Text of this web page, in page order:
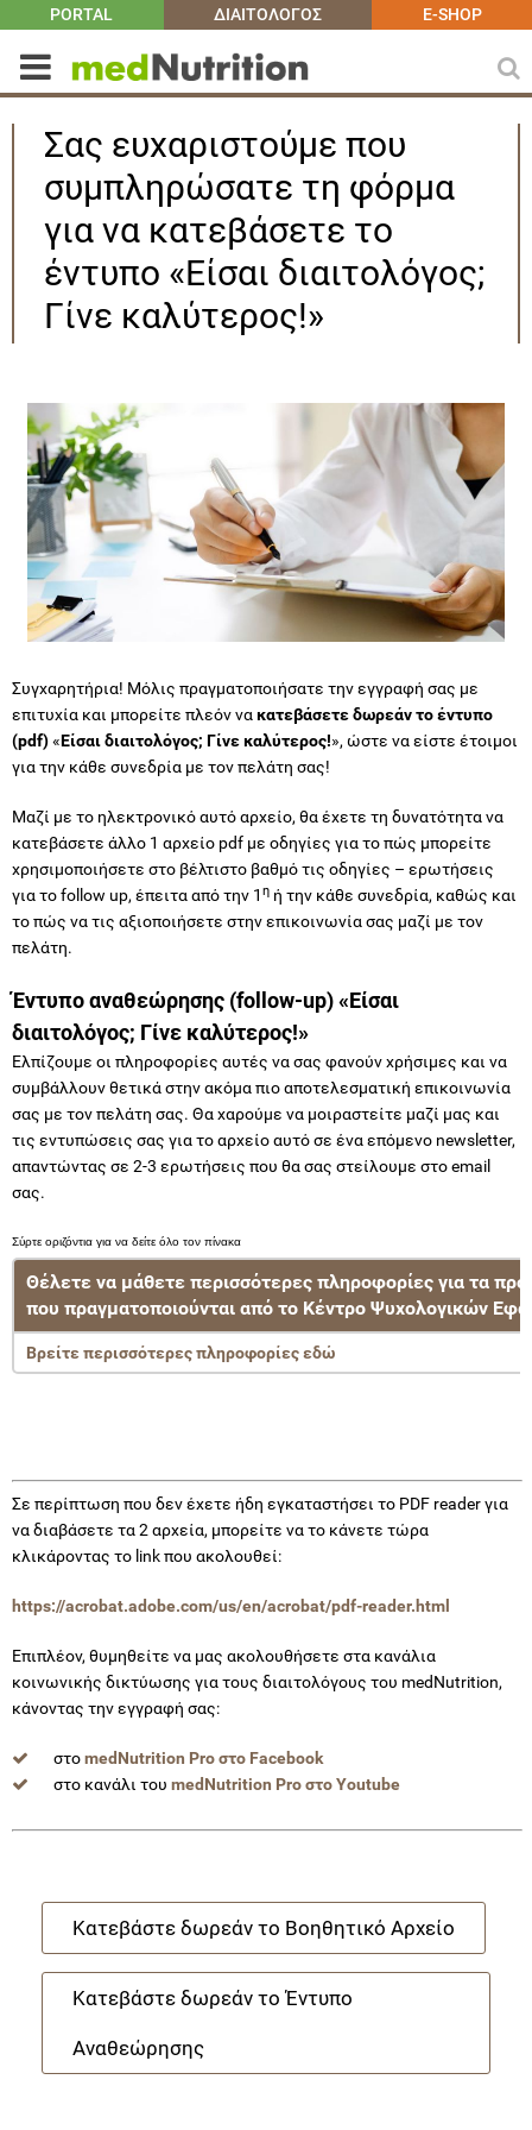
PORTAL ΔΙΑΙΤΟΛΟΓΟΣ E-SHOP
Σας ευχαριστούμε που
συμπληρώσατε τη φόρμα
για να κατεβάσετε το
έντυπο «Είσαι διαιτολόγος;
Γίνε καλύτερος!»
Συγχαρητήρια! Μόλις πραγματοποιήσατε την εγγραφή σας με
επιτυχία και μπορείτε πλεόν νακατεβάσετε δωρεάν το έντυπο
(pdf)«Είσαι διαιτολόγος; Γίνε καλύτερος!», ώστε να είστε έτοιμοι
για την κάθε συνεδρία με τον πελάτη σας!
Μαζί με το ηλεκτρονικό αυτό αρχείο, θα έχετε τη δυνατότητα να
κατεβάσετε άλλο 1 αρχείο pdf με οδηγίες για το πώς μπορείτε
χρησιμοποιήσετε στο βέλτιστο βαθμό τις οδηγίες – ερωτήσεις
για το follow up, έπειτα από την 1 η ή την κάθε συνεδρία, καθώς και
το πώς να τις αξιοποιήσετε στην επικοινωνία σας μαζί με τον
πελάτη.
Έντυπο αναθεώρησης (follow-up) «Είσαι
διαιτολόγος; Γίνε καλύτερος!»
Ελπίζουμε οι πληροφορίες αυτές να σας φανούν χρήσιμες και να
συμβάλλουν θετικά στην ακόμα πιο αποτελεσματική επικοινωνία
σας με τον πελάτη σας. Θα χαρούμε να μοιραστείτε μαζί μας και
τις εντυπώσεις σας για το αρχείο αυτό σε ένα επόμενο newsletter,
απαντώντας σε 2-3 ερωτήσεις που θα σας στείλουμε στο email
σας.
Θέλετε να μάθετε περισσότερες πληροφορίες για τα
που πραγματοποιούνται από το Κέντρο Ψυχολογικών
Bρείτε περισσότερες πληροφορίες εδώ
Σε περίπτωση που δεν έχετε ήδη εγκαταστήσει το PDF reader για
να διαβάσετε τα 2 αρχεία, μπορείτε να το κάνετε τώρα
κλικάροντας το link που ακολουθεί:
https://acrobat.adobe.com/us/en/acrobat/pdf-reader.html
Επιπλέον, θυμηθείτε να μας ακολουθήσετε στα κανάλια
κοινωνικής δικτύωσης για τους διαιτολόγους του medNutrition,
κάνοντας την εγγραφή σας:
στοmedNutrition Pro στο Facebook
στο κανάλι του medNutrition Pro στο Youtube
Κατεβάστε δωρεάν το Βοηθητικό Αρχείο
Κατεβάστε δωρεάν το Έντυπο
Αναθεώρησης